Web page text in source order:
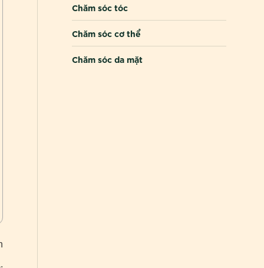
Chăm sóc tóc
Chăm sóc cơ thể
Chăm sóc da mặt